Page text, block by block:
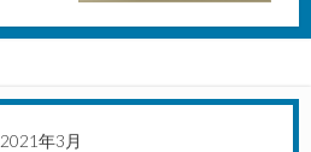
2021年3月